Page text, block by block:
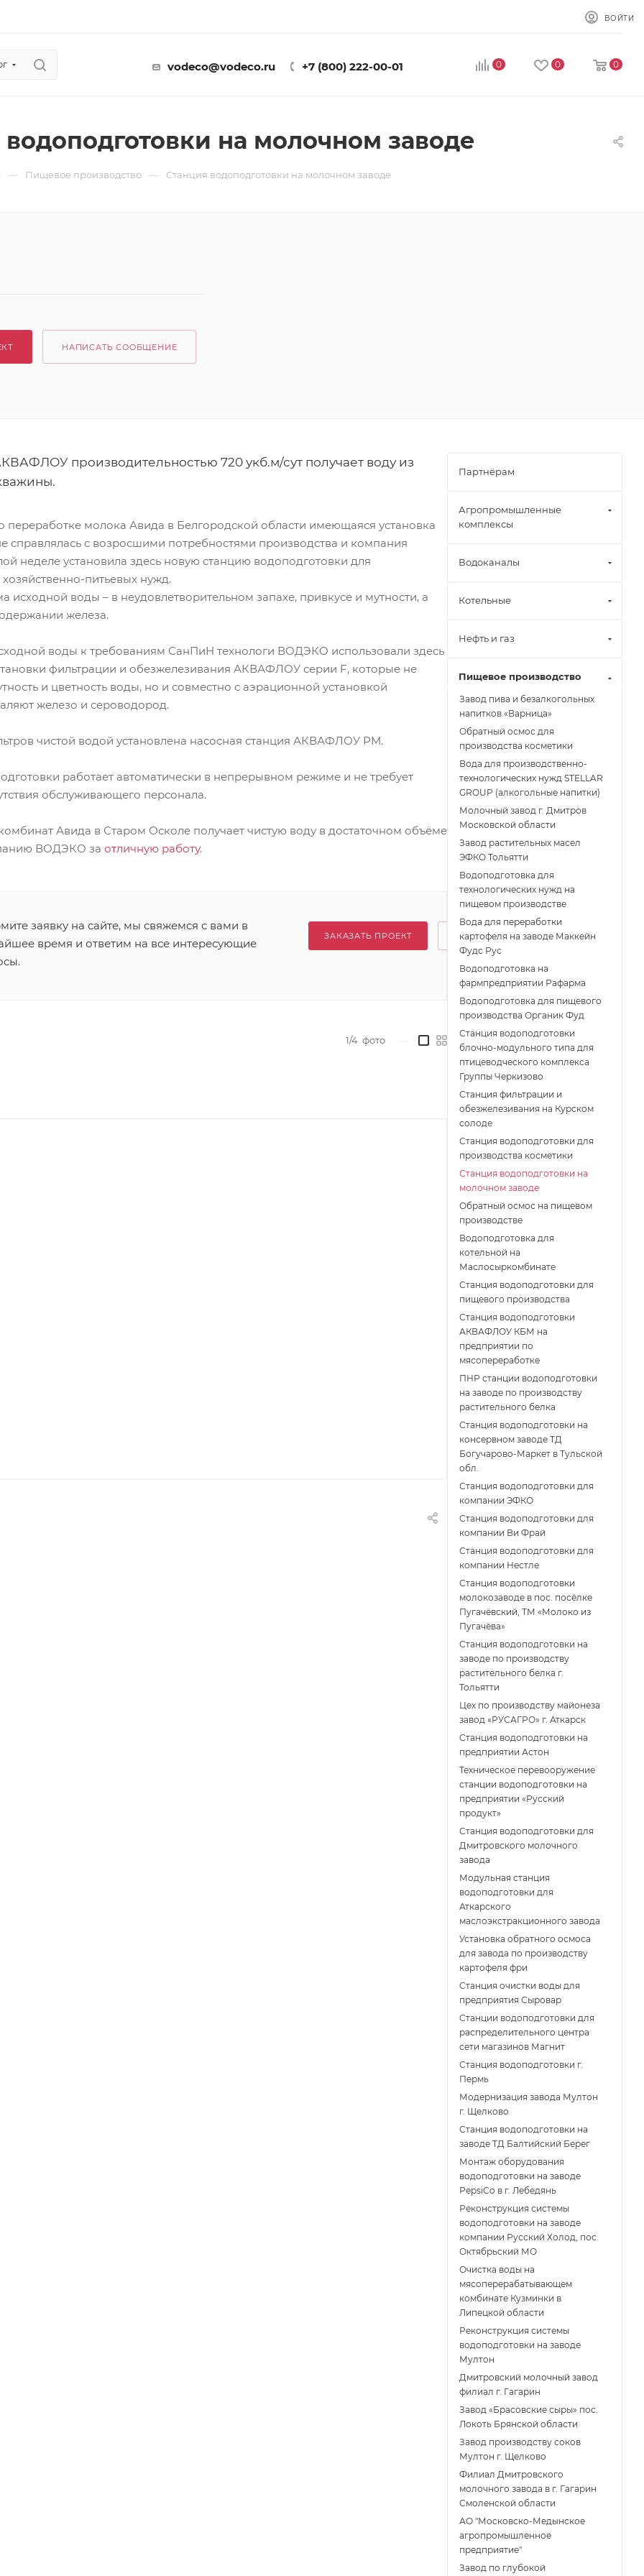
ВОЙТИ
vodeco@vodeco.ru +7 (800) 222-00-01 0 0 0
на молочном заводе
— Пищевое производство — Станция водоподготовки на молочном заводе
НАПИСАТЬ СООБЩЕНИЕ
производительностью 720 укб.м/сут получает воду из
переработке молока Авида в Белгородской области имеющаяся установка
справлялась с возросшими потребностями производства и компания
неделе установила здесь новую станцию водоподготовки для
хозяйственно-питьевых нужд.
исходной воды – в неудовлетворительном запахе, привкусе и мутности, а
железа.
воды к требованиям СанПиН технологи ВОДЭКО использовали здесь
фильтрации и обезжелезивания АКВАФЛОУ серии F, которые не
и цветность воды, но и совместно с аэрационной установкой
железо и сероводород.
чистой водой установлена насосная станция АКВАФЛОУ РМ.
работает автоматически в непрерывном режиме и не требует
обслуживающего персонала.
Авида в Старом Осколе получает чистую воду в достаточном объёме
ВОДЭКО за отличную работу.
заявку на сайте, мы свяжемся с вами в
время и ответим на все интересующие
ЗАКАЗАТЬ ПРОЕКТ
1/4 фото
Партнёрам
Агропромышленные
комплексы
Водоканалы
Котельные
Нефть и газ
Пищевое производство
Завод пива и безалкогольных
напитков «Варница»
Обратный осмос для
производства косметики
Вода для производственно-
технологических нужд STELLAR
GROUP (алкогольные напитки)
Молочный завод г. Дмитров
Московской области
Завод растительных масел
ЭФКО Тольятти
Водоподготовка для
технологических нужд на
пищевом производстве
Вода для переработки
картофеля на заводе Маккейн
Фудс Рус
Водоподготовка на
фармпредприятии Рафарма
Водоподготовка для пищевого
производства Органик Фуд
Станция водоподготовки
блочно-модульного типа для
птицеводческого комплекса
Группы Черкизово
Станция фильтрации и
обезжелезивания на Курском
солоде
Станция водоподготовки для
производства косметики
Станция водоподготовки на
молочном заводе
Обратный осмос на пищевом
производстве
Водоподготовка для
котельной на
Маслосыркомбинате
Станция водоподготовки для
пищевого производства
Станция водоподготовки
АКВАФЛОУ КБМ на
предприятии по
мясопереработке
ПНР станции водоподготовки
на заводе по производству
растительного белка
Станция водоподготовки на
консервном заводе ТД
Богучарово-Маркет в Тульской
обл.
Станция водоподготовки для
компании ЭФКО
Станция водоподготовки для
компании Ви Фрай
Станция водоподготовки для
компании Нестле
Станция водоподготовки
молокозаводе в пос. посёлке
Пугачёвский, ТМ «Молоко из
Пугачёва»
Станция водоподготовки на
заводе по производству
растительного белка г.
Тольятти
Цех по производству майонеза
завод «РУСАГРО» г. Аткарск
Cтанция водоподготовки на
предприятии Астон
Техническое перевооружение
станции водоподготовки на
предприятии «Русский
продукт»
Станция водоподготовки для
Дмитровского молочного
завода
Модульная станция
водоподготовки для
Аткарского
маслоэкстракционного завода
Установка обратного осмоса
для завода по производству
картофеля фри
Cтанция очистки воды для
предприятия Сыровар
Cтанции водоподготовки для
распределительного центра
сети магазинов Магнит
Станция водоподготовки г.
Пермь
Модернизация завода Мултон
г. Щелково
Станция водоподготовки на
заводе ТД Балтийский Берег
Монтаж оборудования
водоподготовки на заводе
PepsiCo в г. Лебедянь
Реконструкция системы
водоподготовки на заводе
компании Русский Холод, пос.
Октябрьский МО
Очистка воды на
мясоперерабатывающем
комбинате Кузминки в
Липецкой области
Реконструкция системы
водоподготовки на заводе
Мултон
Дмитровский молочный завод
филиал г. Гагарин
Завод «Брасовские сыры» пос.
Локоть Брянской области
Завод производству соков
Мултон г. Щелково
Филиал Дмитровского
молочного завода в г. Гагарин
Смоленской области
АО "Московско-Медынское
агропромышленное
предприятие"
Завод по глубокой